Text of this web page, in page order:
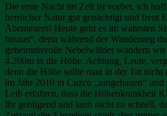
Die erste Nacht im Zelt ist vorbei, ich
herrlicher Natur gut genächtigt und freut
Abenteuers! Heute geht es im wahrsten
hinaus“, denn während der Wanderung
geheimnisvolle Nebelwälder wandern wir
4.200m in die Höhe. Achtung, Leute,
denn die Höhe sollte man in der Tat nicht
im Jahr 2010 in Cuzco „umgehauen“ und
Leib erfahren, dass die Höhenkrankheit
Ihr genügend und lauft nicht zu schnell,